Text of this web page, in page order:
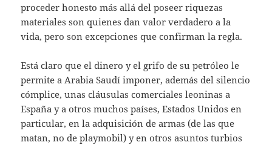
proceder honesto más allá del poseer riquezas
materiales son quienes dan valor verdadero a la
vida, pero son excepciones que confirman la regla.
Está claro que el dinero y el grifo de su petróleo le
permite a Arabia Saudí imponer, además del silencio
cómplice, unas cláusulas comerciales leoninas a
España y a otros muchos países, Estados Unidos en
particular, en la adquisición de armas (de las que
matan, no de playmobil) y en otros asuntos turbios